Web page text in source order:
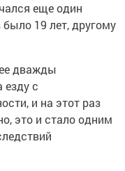
еще один
19 лет, другому
дважды
езду с
и на этот раз
это и стало одним